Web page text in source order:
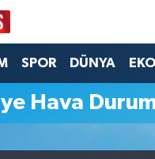
SPOR DÜNYA
Hava